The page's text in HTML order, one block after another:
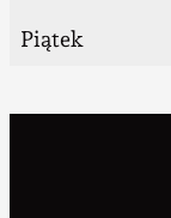
Piątek